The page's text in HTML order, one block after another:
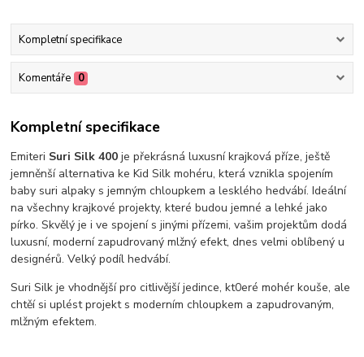
Kompletní specifikace
Komentáře 0
Kompletní specifikace
Emiteri Suri Silk 400je překrásná luxusní krajková příze, ještě
jemněnší alternativa ke Kid Silk mohéru, která vznikla spojením
baby suri alpaky s jemným chloupkem a lesklého hedvábí. Ideální
na všechny krajkové projekty, které budou jemné a lehké jako
pírko. Skvělý je i ve spojení s jinými přízemi, vašim projektům dodá
luxusní, moderní zapudrovaný mlžný efekt, dnes velmi oblíbený u
designérů. Velký podíl hedvábí.
Suri Silk je vhodnější pro citlivější jedince, kt0eré mohér kouše, ale
chtěí si uplést projekt s moderním chloupkem a zapudrovaným,
mlžným efektem.